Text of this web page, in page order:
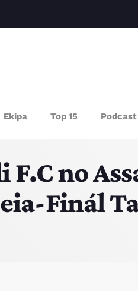
Ekipa Top 15
no
Finál